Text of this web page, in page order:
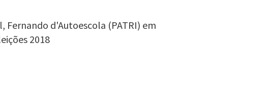
Fernando d'Autoescola (PATRI) em
2018